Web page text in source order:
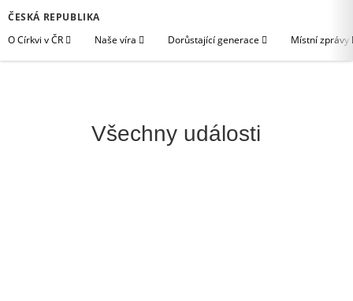
ČESKÁ REPUBLIKA
O Církvi v ČR
Naše víra Dorůstající generace Místní zprávy
Všechny události